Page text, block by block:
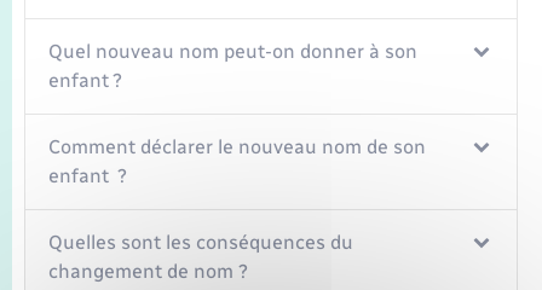
Quel nouveau nom peut-on donner à son
enfant ?
Comment déclarer le nouveau nom de son
enfant ?
Quelles sont les conséquences du
changement de nom ?